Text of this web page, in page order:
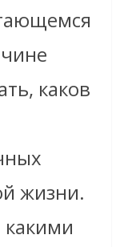
каков
жизни.